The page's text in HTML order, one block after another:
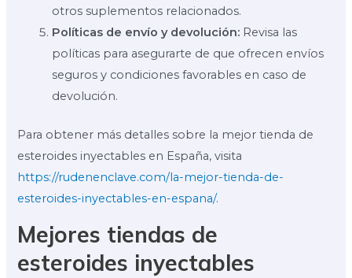
otros suplementos relacionados.
Políticas de envío y devolución: Revisa las
políticas para asegurarte de que ofrecen envíos
seguros y condiciones favorables en caso de
devolución.
Para obtener más detalles sobre la mejor tienda de
esteroides inyectables en España, visita
https://rudenenclave.com/la-mejor-tienda-de-
esteroides-inyectables-en-espana/.
Mejores tiendas de
esteroides inyectables